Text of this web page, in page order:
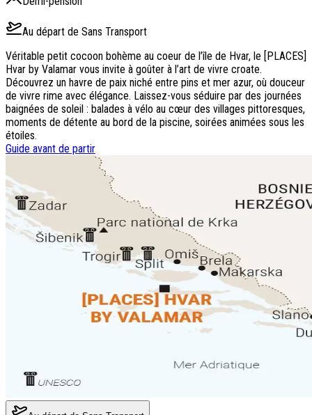
Au départ de Sans Transport
Véritable petit cocoon bohème au coeur de l’île de Hvar, le [PLACES]
Hvar by Valamar vous invite à goûter à l’art de vivre croate.
Découvrez un havre de paix niché entre pins et mer azur, où douceur
de vivre rime avec élégance. Laissez-vous séduire par des journées
baignées de soleil : balades à vélo au cœur des villages pittoresques,
moments de détente au bord de la piscine, soirées animées sous les
étoiles.
Guide avant de partir